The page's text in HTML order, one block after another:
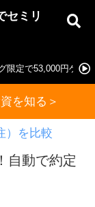
セミリ
限定で53,000円ゲッ
を知る＞
）を比較
自動で約定